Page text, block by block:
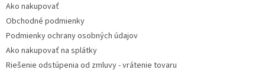
Ako nakupovať
Obchodné podmienky
Podmienky ochrany osobných údajov
Ako nakupovať na splátky
Riešenie odstúpenia od zmluvy - vrátenie tovaru